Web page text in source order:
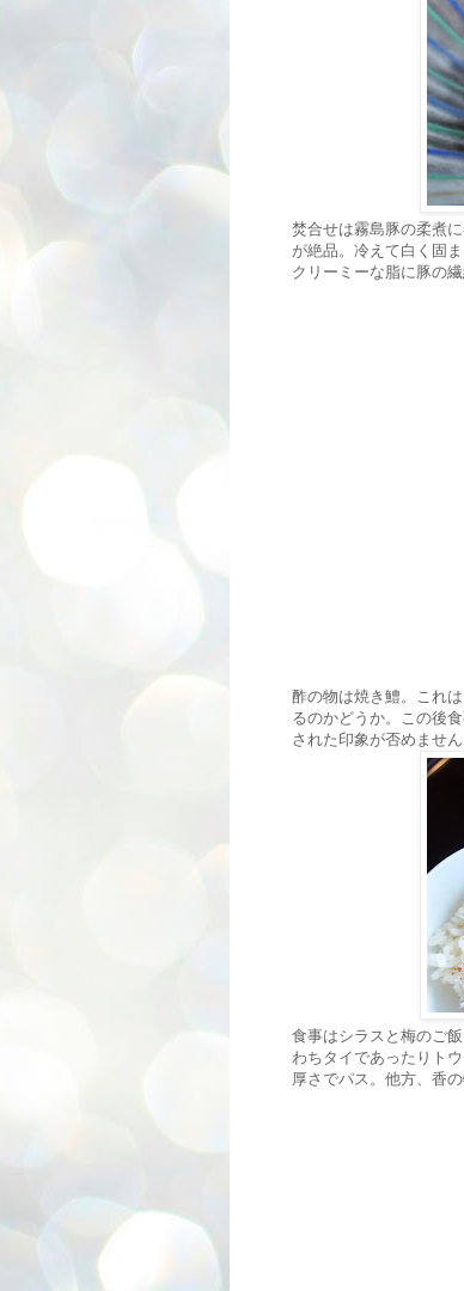
焚合せは霧島豚の柔煮
が絶品。冷えて白く固
クリーミーな脂に豚の繊
酢の物は焼き鱧。これ
るのかどうか。この後
された印象が否めません
食事はシラスと梅のご
わちタイであったりト
厚さでパス。他方、香